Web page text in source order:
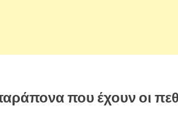
που έχουν οι